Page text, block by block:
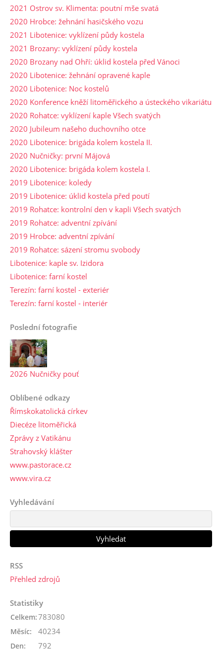
2021 Ostrov sv. Klimenta: poutní mše svatá
2020 Hrobce: žehnání hasičského vozu
2021 Libotenice: vyklízení půdy kostela
2021 Brozany: vyklízení půdy kostela
2020 Brozany nad Ohří: úklid kostela před Vánoci
2020 Libotenice: žehnání opravené kaple
2020 Libotenice: Noc kostelů
2020 Konference kněží litoměřického a ústeckého vikariátu
2020 Rohatce: vyklízení kaple Všech svatých
2020 Jubileum našeho duchovního otce
2020 Libotenice: brigáda kolem kostela II.
2020 Nučničky: první Májová
2020 Libotenice: brigáda kolem kostela I.
2019 Libotenice: koledy
2019 Libotenice: úklid kostela před poutí
2019 Rohatce: kontrolní den v kapli Všech svatých
2019 Rohatce: adventní zpívání
2019 Hrobce: adventní zpívání
2019 Rohatce: sázení stromu svobody
Libotenice: kaple sv. Izidora
Libotenice: farní kostel
Terezín: farní kostel - exteriér
Terezín: farní kostel - interiér
Poslední fotografie
2026 Nučničky pouť
Oblíbené odkazy
Římskokatolická církev
Diecéze litoměřická
Zprávy z Vatikánu
Strahovský klášter
www.pastorace.cz
www.vira.cz
Vyhledávání
RSS
Přehled zdrojů
Statistiky
Celkem:783080
Měsíc: 40234
Den: 792